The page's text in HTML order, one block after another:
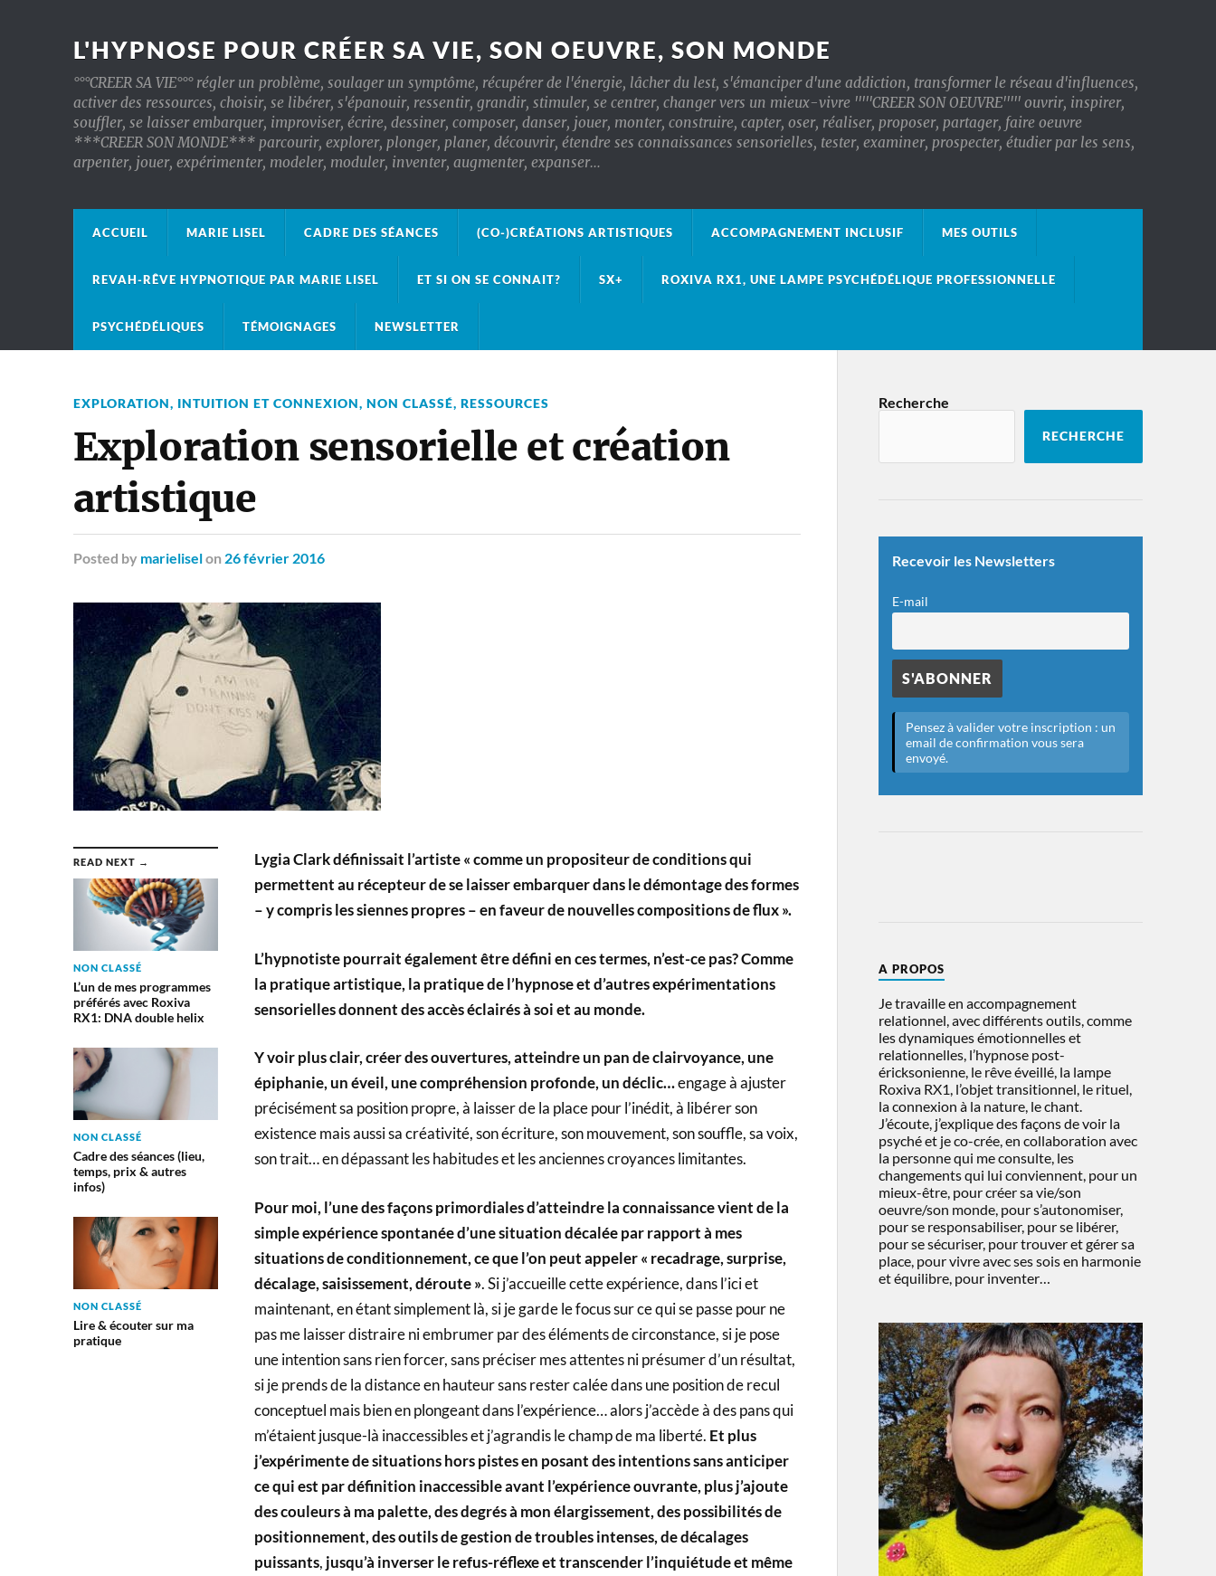
L'HYPNOSE POUR CRÉER SA VIE, SON OEUVRE, SON MONDE
°°°CREER SA VIE°°° régler un problème, soulager un symptôme, récupérer de l'énergie, lâcher du lest, s'émanciper d'une addiction, transformer le réseau d'influences,
activer des ressources, choisir, se libérer, s'épanouir, ressentir, grandir, stimuler, se centrer, changer vers un mieux-vivre '''''CREER SON OEUVRE''''' ouvrir, inspirer,
souffler, se laisser embarquer, improviser, écrire, dessiner, composer, danser, jouer, monter, construire, capter, oser, réaliser, proposer, partager, faire oeuvre
***CREER SON MONDE*** parcourir, explorer, plonger, planer, découvrir, étendre ses connaissances sensorielles, tester, examiner, prospecter, étudier par les sens,
arpenter, jouer, expérimenter, modeler, moduler, inventer, augmenter, expanser…
ACCUEIL MARIE LISEL CADRE DES SÉANCES (CO-)CRÉATIONS ARTISTIQUES ACCOMPAGNEMENT INCLUSIF MES OUTILS
REVAH-RÊVE HYPNOTIQUE PAR MARIE LISEL ET SI ON SE CONNAIT? SX+ ROXIVA RX1, UNE LAMPE PSYCHÉDÉLIQUE PROFESSIONNELLE
PSYCHÉDÉLIQUES TÉMOIGNAGES NEWSLETTER
EXPLORATION, INTUITION ET CONNEXION, NON CLASSÉ, RESSOURCES
Exploration sensorielle et création
artistique
Posted by marieliselon 26 février 2016
READ NEXT →
NON CLASSÉ
L’un de mes programmes
préférés avec Roxiva
RX1: DNA double helix
NON CLASSÉ
Cadre des séances (lieu,
temps, prix & autres
infos)
NON CLASSÉ
Lire & écouter sur ma
pratique
Lygia Clark définissait l’artiste « comme un propositeur de conditions qui
permettent au récepteur de se laisser embarquer dans le démontage des formes
– y compris les siennes propres – en faveur de nouvelles compositions de flux ».
L’hypnotiste pourrait également être défini en ces termes, n’est-ce pas? Comme
la pratique artistique, la pratique de l’hypnose et d’autres expérimentations
sensorielles donnent des accès éclairés à soi et au monde.
Y voir plus clair, créer des ouvertures, atteindre un pan de clairvoyance, une
épiphanie, un éveil, une compréhension profonde, un déclic…engage à ajuster
précisément sa position propre, à laisser de la place pour l’inédit, à libérer son
existence mais aussi sa créativité, son écriture, son mouvement, son souffle, sa voix,
son trait… en dépassant les habitudes et les anciennes croyances limitantes.
Pour moi, l’une des façons primordiales d’atteindre la connaissance vient de la
simpleexpérience spontanée d’une situation décalée par rapport à mes
situations de conditionnement,ce que l’on peut appeler « recadrage, surprise,
décalage, saisissement, déroute ». Si j’accueille cette expérience, dans l’ici et
maintenant, en étant simplement là, si je garde le focus sur ce qui se passe pour ne
pas me laisser distraire ni embrumer par des éléments de circonstance, si je pose
une intention sans rien forcer, sans préciser mes attentes ni présumer d’un résultat,
si je prends de la distance en hauteur sans rester calée dans une position de recul
conceptuel mais bien en plongeant dans l’expérience… alors j’accède à des pans qui
m’étaient jusque-là inaccessibles et j’agrandis le champ de ma liberté. Et plus
j’expérimente de situations hors pistes en posant des intentions sans anticiper
ce qui est par définition inaccessible avant l’expérience ouvrante, plus j’ajoute
des couleurs à ma palette, des degrés à mon élargissement, des possibilités de
positionnement, des outils de gestion de troubles intenses, de décalages
puissants, jusqu’à inverser le refus-réflexe et transcender l’inquiétude et même
Recherche
RECHERCHE
Recevoir les Newsletters
E-mail
A PROPOS
Je travaille en accompagnement
relationnel, avec différents outils, comme
les dynamiques émotionnelles et
relationnelles, l’hypnose post-
éricksonienne, le rêve éveillé, la lampe
Roxiva RX1, l’objet transitionnel, le rituel,
la connexion à la nature, le chant.
J’écoute, j’explique des façons de voir la
psyché et je co-crée, en collaboration avec
la personne qui me consulte, les
changements qui lui conviennent, pour un
mieux-être, pour créer sa vie/son
oeuvre/son monde, pour s’autonomiser,
pour se responsabiliser, pour se libérer,
pour se sécuriser, pour trouver et gérer sa
place, pour vivre avec ses sois en harmonie
et équilibre, pour inventer…